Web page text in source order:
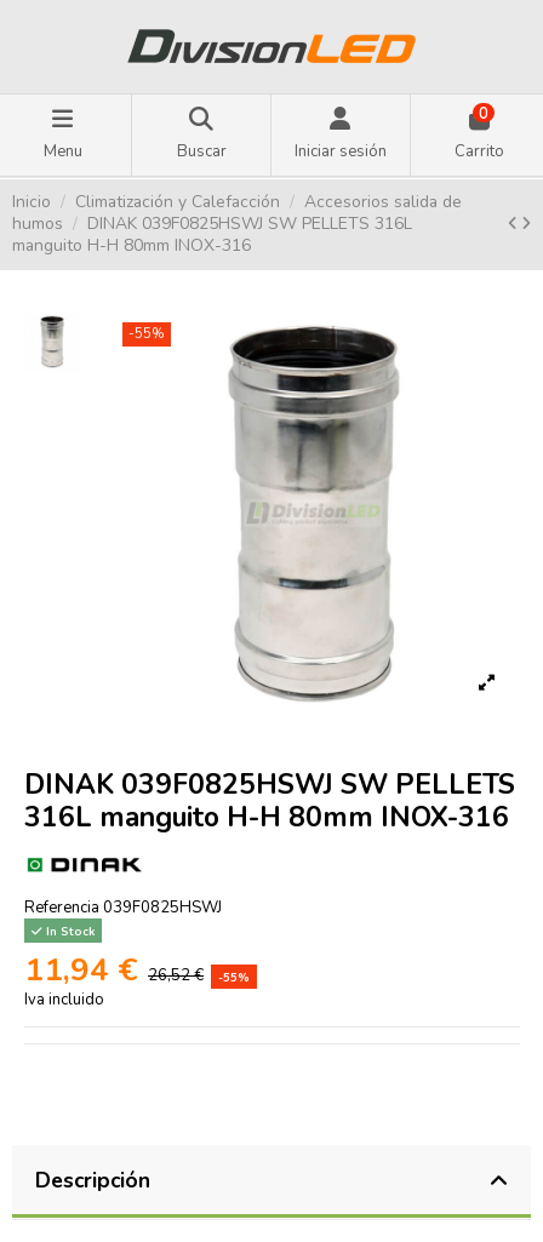
Menu Buscar Iniciar sesión
0
Carrito
Inicio Climatización y Calefacción
Accesorios salida de
humos
DINAK 039F0825HSWJ SW PELLETS 316L
manguito H-H 80mm INOX-316
-55%
DINAK 039F0825HSWJ SW PELLETS
316L manguito H-H 80mm INOX-316
Referencia 039F0825HSWJ
In Stock
11,94 € 26,52 € -55%
Iva incluido
Descripción